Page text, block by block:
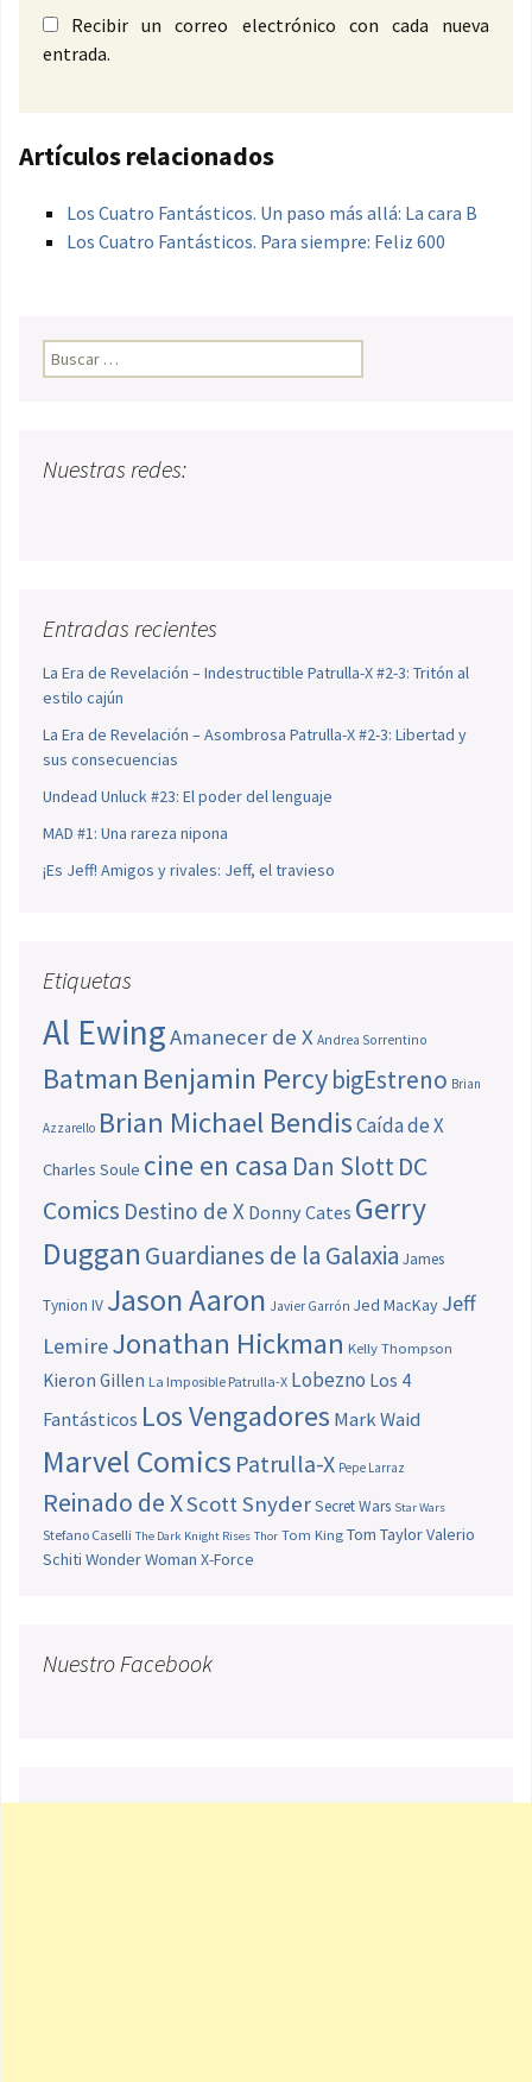
Recibir un correo electrónico con cada nueva
entrada.
Artículos relacionados
Los Cuatro Fantásticos. Un paso más allá: La cara B
Los Cuatro Fantásticos. Para siempre: Feliz 600
Buscar:
Nuestras redes:
Entradas recientes
La Era de Revelación – Indestructible Patrulla-X #2-3: Tritón al
estilo cajún
La Era de Revelación – Asombrosa Patrulla-X #2-3: Libertad y
sus consecuencias
Undead Unluck #23: El poder del lenguaje
MAD #1: Una rareza nipona
¡Es Jeff! Amigos y rivales: Jeff, el travieso
Etiquetas
Al EwingAmanecer de X Andrea Sorrentino
Batman Benjamin PercybigEstreno Brian
Azzarello Brian Michael BendisCaída de X
Charles Soule cine en casa Dan SlottDC
Comics Destino de X Donny Cates Gerry
Duggan Guardianes de la Galaxia James
Tynion IV Jason Aaron Javier Garrón Jed MacKay Jeff
LemireJonathan Hickman Kelly Thompson
Kieron Gillen La Imposible Patrulla-X Lobezno Los 4
Fantásticos Los Vengadores Mark Waid
Marvel Comics Patrulla-X Pepe Larraz
Reinado de XScott SnyderSecret Wars Star Wars
Stefano Caselli The Dark Knight Rises Thor Tom King Tom TaylorValerio
Schiti Wonder Woman X-Force
Nuestro Facebook